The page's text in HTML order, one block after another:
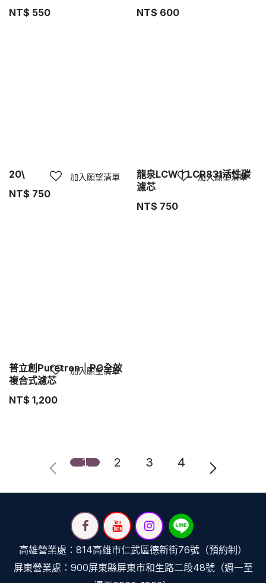
NT$ 550
NT$ 600
20\
NT$ 750
加入願望清單
龍泉LCW丨LCR831活性碳
濾芯
NT$ 750
加入願望清單
普立創Puretron｜PC全效
複合式濾芯
NT$ 1,200
加入願望清單
1 2 3 4
高雄營業處：814高雄市仁武區德新街76號（預約制）
屏東營業處：900屏東縣屏東市和生路二段48號（週一至